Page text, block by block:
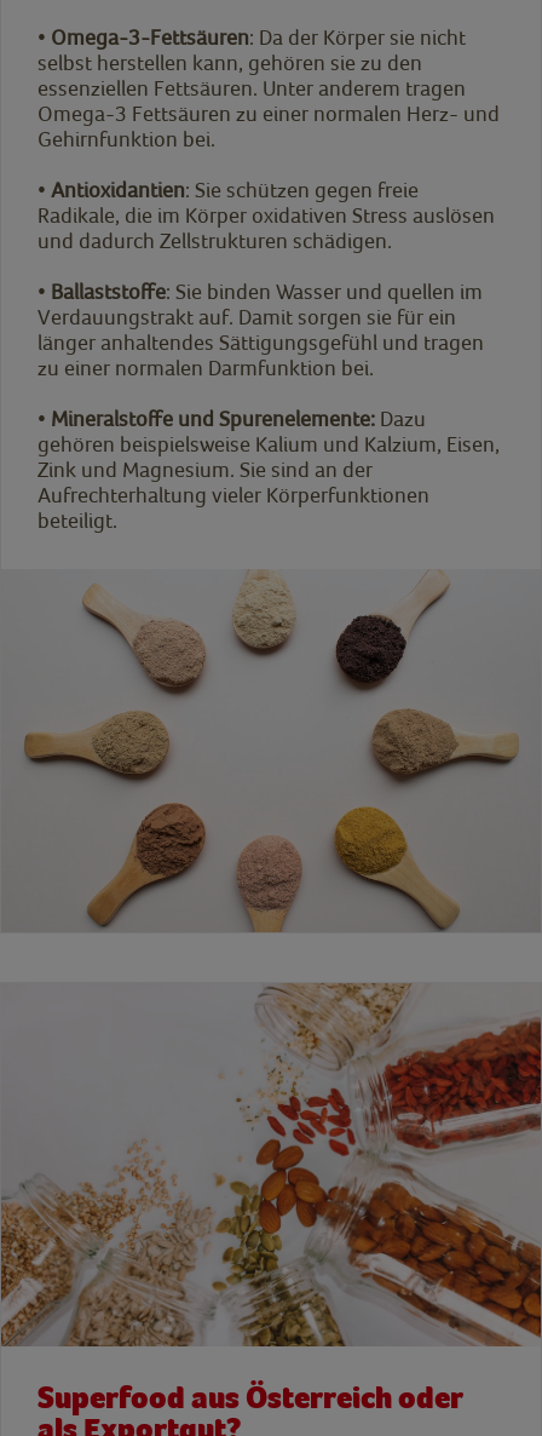
• Omega-3-Fettsäuren: Da der Körper sie nicht
selbst herstellen kann, gehören sie zu den
essenziellen Fettsäuren. Unter anderem tragen
Omega-3 Fettsäuren zu einer normalen Herz- und
Gehirnfunktion bei.
• Antioxidantien: Sie schützen gegen freie
Radikale, die im Körper oxidativen Stress auslösen
und dadurch Zellstrukturen schädigen.
• Ballaststoffe: Sie binden Wasser und quellen im
Verdauungstrakt auf. Damit sorgen sie für ein
länger anhaltendes Sättigungsgefühl und tragen
zu einer normalen Darmfunktion bei.
• Mineralstoffe und Spurenelemente: Dazu
gehören beispielsweise Kalium und Kalzium, Eisen,
Zink und Magnesium. Sie sind an der
Aufrechterhaltung vieler Körperfunktionen
beteiligt.
Superfood aus Österreich oder